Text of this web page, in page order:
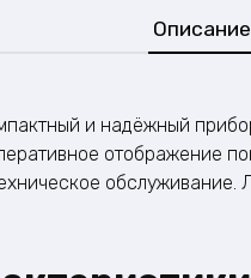
Описание
и надёжный
отображение